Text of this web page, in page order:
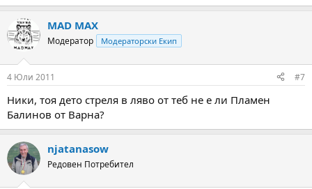
MAD MAX
Модератор Модераторски Екип
4 Юли 2011 #7
Ники, тоя дето стреля в ляво от теб не е ли Пламен
Балинов от Варна?
njatanasow
Редовен Потребител